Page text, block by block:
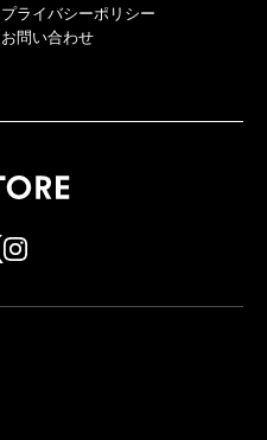
プライバシーポリシー
お問い合わせ